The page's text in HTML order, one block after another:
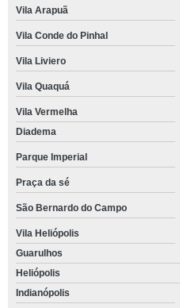
Vila Arapuã
Vila Conde do Pinhal
Vila Liviero
Vila Quaquá
Vila Vermelha
Diadema
Parque Imperial
Praça da sé
São Bernardo do Campo
Vila Heliópolis
Guarulhos
Heliópolis
Indianópolis